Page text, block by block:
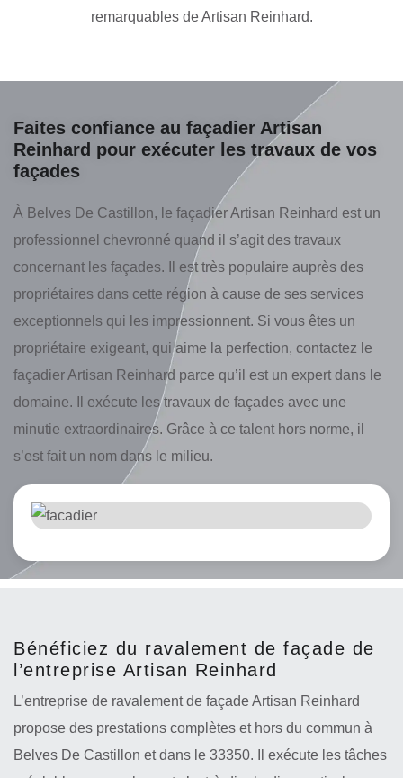
remarquables de Artisan Reinhard.
Faites confiance au façadier Artisan
Reinhard pour exécuter les travaux de vos
façades
À Belves De Castillon, le façadier Artisan Reinhard est un
professionnel chevronné quand il s’agit des travaux
concernant les façades. Il est très populaire auprès des
propriétaires dans cette région à cause de ses services
exceptionnels qui les impressionnent. Si vous êtes un
propriétaire exigeant, qui aime la perfection, contactez le
façadier Artisan Reinhard parce qu’il est un expert dans le
domaine. Il exécute les travaux de façades avec une
minutie extraordinaires. Grâce à ce talent hors norme, il
s’est fait un nom dans le milieu.
Bénéficiez du ravalement de façade de
l’entreprise Artisan Reinhard
L’entreprise de ravalement de façade Artisan Reinhard
propose des prestations complètes et hors du commun à
Belves De Castillon et dans le 33350. Il exécute les tâches